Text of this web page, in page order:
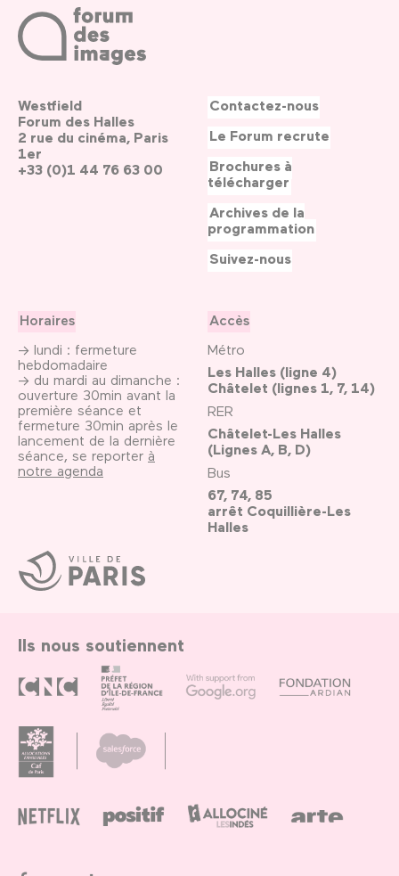
Ville
de
Paris
Westfield
Forum des Halles
2 rue du cinéma, Paris
1er
+33 (0)1 44 76 63 00
Horaires
→ lundi : fermeture
hebdomadaire
→ du mardi au dimanche :
ouverture 30min avant la
première séance et
fermeture 30min après le
lancement de la dernière
séance, se reporter à
notre agenda
Accès
Métro
Les Halles (ligne 4)
Châtelet (lignes 1, 7, 14)
RER
Châtelet-Les Halles
(Lignes A, B, D)
Bus
67, 74, 85
arrêt Coquillière-Les
Halles
Contactez-nous
Le Forum recrute
Brochures à
télécharger
Archives de la
programmation
Suivez-nous
Ils nous soutiennent